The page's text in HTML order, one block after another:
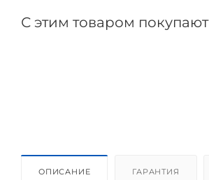
С этим товаром покупают
ОПИСАНИЕ ГАРАНТИЯ